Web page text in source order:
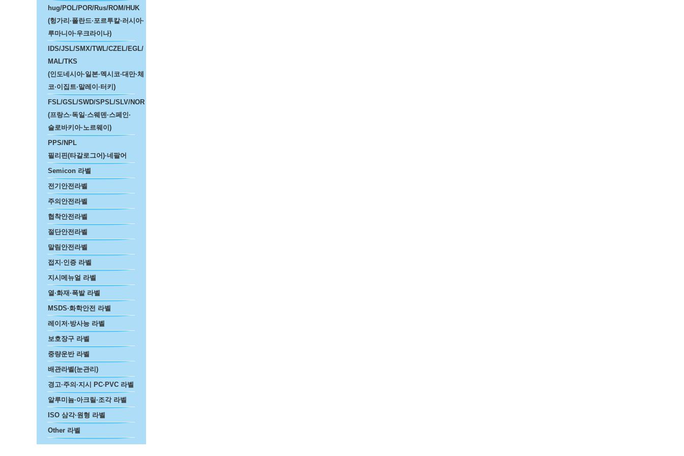
hug/POL/POR/Rus/ROM/HUK
(헝가리·폴란드·포르투칼·러시아·
루마니아·우크라이나)
IDS/JSL/SMX/TWL/CZEL/EGL/
MAL/TKS
(인도네시아·일본·멕시코·대만·체
코·이집트·말레이·터키)
FSL/GSL/SWD/SPSL/SLV/NOR
(프랑스·독일·스웨덴·스페인·
슬로바키아·노르웨이)
PPS/NPL
필리핀(타갈로그어)·네팔어
Semicon 라벨
전기안전라벨
주의안전라벨
협착안전라벨
절단안전라벨
말림안전라벨
접지·인증 라벨
지시메뉴얼 라벨
열·화재·폭발 라벨
MSDS·화학안전 라벨
레이저·방사능 라벨
보호장구 라벨
중량운반 라벨
배관라벨(눈관리)
경고·주의·지시 PC·PVC 라벨
알루미늄·아크릴·조각 라벨
ISO 삼각·원형 라벨
Other 라벨